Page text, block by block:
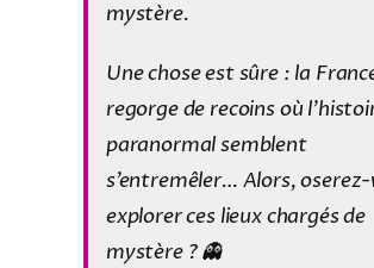
mystère.
Une chose est sûre : la
regorge de recoins où
paranormal semblent
s’entremêler… Alors,
explorer ces lieux chargés de
mystère ? 👻